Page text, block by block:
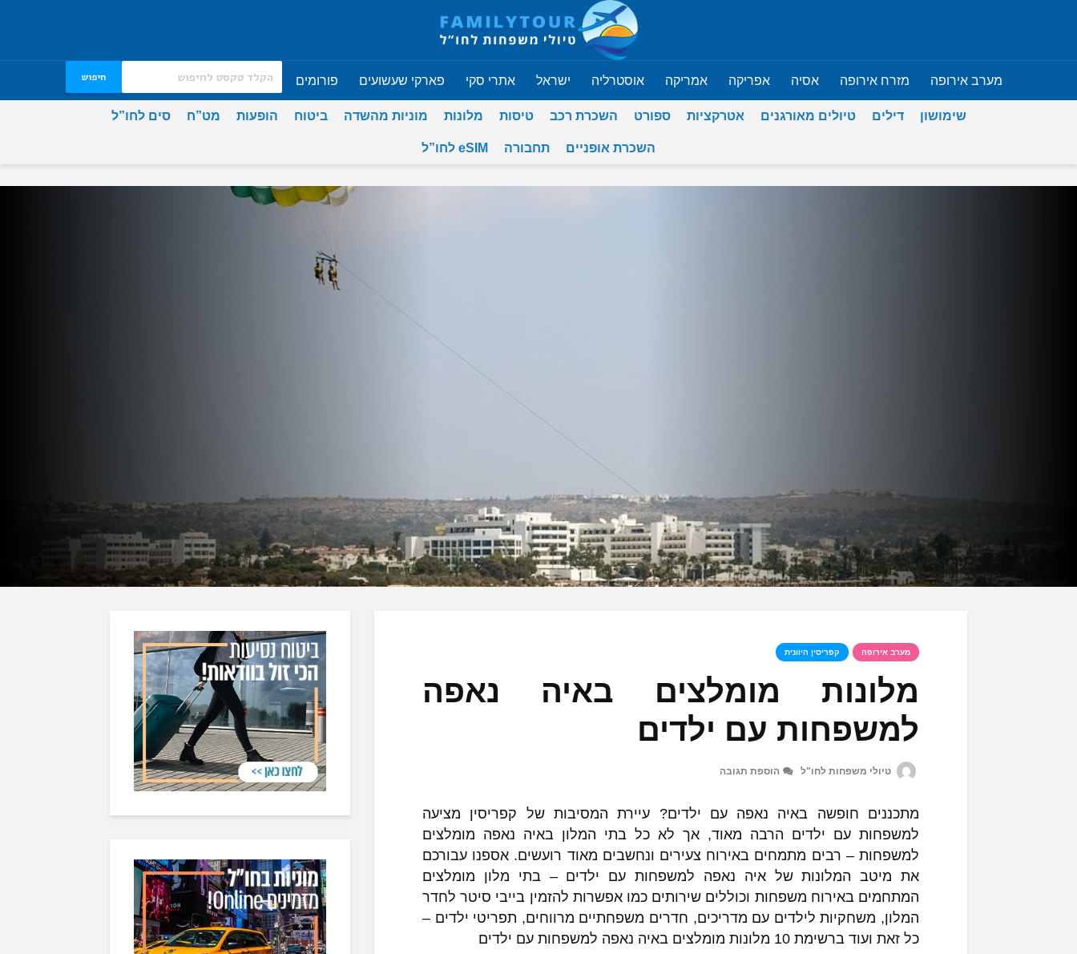
מערב אירופה מזרח אירופה אסיה אפריקה אמריקה אוסטרליה ישראל אתרי סקי פארקי שעשועים פורומים חיפוש
שימושון דילים טיולים מאורגנים אטרקציות ספורט השכרת רכב טיסות מלונות מוניות מהשדה ביטוח הופעות מט”ח סים לחו”ל
השכרת אופניים תחבורה eSIM לחו”ל
מערב אירופה קפריסין היוונית
מלונות מומלצים באיה נאפה
למשפחות עם ילדים
טיולי משפחות לחו"ל הוספת תגובה
מתכננים חופשה באיה נאפה עם ילדים? עיירת המסיבות של קפריסין מציעה
למשפחות עם ילדים הרבה מאוד, אך לא כל בתי המלון באיה נאפה מומלצים
למשפחות – רבים מתמחים באירוח צעירים ונחשבים מאוד רועשים. אספנו עבורכם
את מיטב המלונות של איה נאפה למשפחות עם ילדים – בתי מלון מומלצים
המתחמים באירוח משפחות וכוללים שירותים כמו אפשרות להזמין בייבי סיטר לחדר
המלון, משחקיות לילדים עם מדריכים, חדרים משפחתיים מרווחים, תפריטי ילדים –
כל זאת ועוד ברשימת 10 מלונות מומלצים באיה נאפה למשפחות עם ילדים